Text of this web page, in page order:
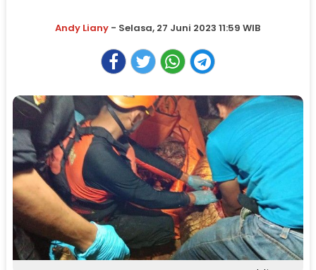
Andy Liany - Selasa, 27 Juni 2023 11:59 WIB